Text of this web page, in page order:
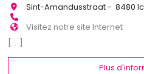
Sint-Amandusstraat - 8480
Visitez notre site Internet
[...]
Plus